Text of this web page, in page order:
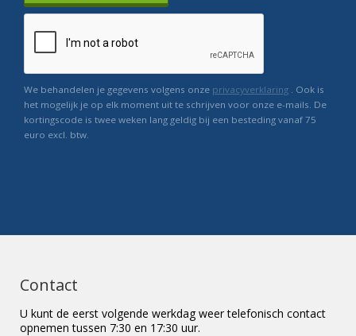
We behandelen je gegevens volgens onze privacyverklaring . Ook is
het mogelijk je op elk moment uit te schrijven voor onze e-mails. De
kortingscode is twee weken lang geldig bij een besteding vanaf 75
euro excl. btw.
Contact
U kunt de eerst volgende werkdag weer telefonisch contact
opnemen tussen 7:30 en 17:30 uur.